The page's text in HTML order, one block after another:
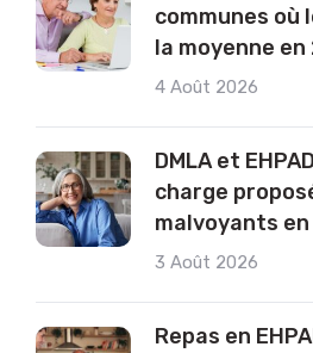
communes
la moyenne en
4 Août 2026
DMLA et
charge
malvoyants
3 Août 2026
Repas en